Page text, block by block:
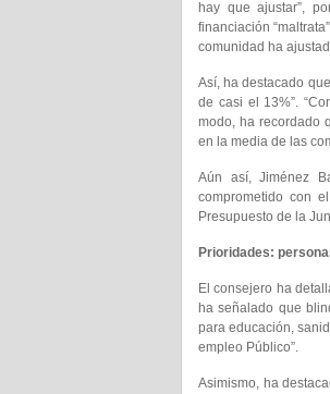
hay que ajustar”,
financiación
comunidad ha
Así, ha destacado
de casi el 13%”.
modo, ha recordado
en la media de las
Aún así, Jiménez
comprometido con
Presupuesto de la
Prioridades:
El consejero ha
ha señalado que
para educación,
empleo Público”.
Asimismo, ha